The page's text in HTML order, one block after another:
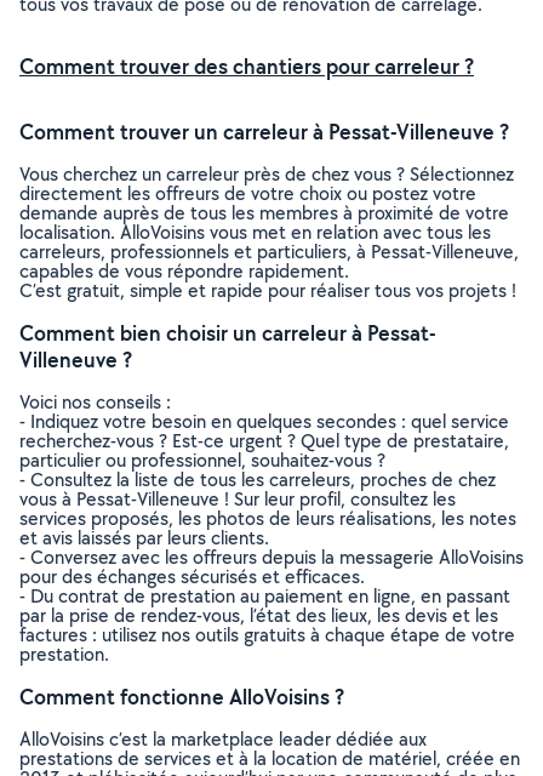
Comment trouver des chantiers pour carreleur ?
Comment trouver un carreleur à Pessat-Villeneuve ?
Vous cherchez un carreleur près de chez vous ? Sélectionnez
directement les offreurs de votre choix ou postez votre
demande auprès de tous les membres à proximité de votre
localisation. AlloVoisins vous met en relation avec tous les
carreleurs, professionnels et particuliers, à Pessat-Villeneuve,
capables de vous répondre rapidement.
C’est gratuit, simple et rapide pour réaliser tous vos projets !
Comment bien choisir un carreleur à Pessat-
Villeneuve ?
Voici nos conseils :
- Indiquez votre besoin en quelques secondes : quel service
recherchez-vous ? Est-ce urgent ? Quel type de prestataire,
particulier ou professionnel, souhaitez-vous ?
- Consultez la liste de tous les carreleurs, proches de chez
vous à Pessat-Villeneuve ! Sur leur profil, consultez les
services proposés, les photos de leurs réalisations, les notes
et avis laissés par leurs clients.
- Conversez avec les offreurs depuis la messagerie AlloVoisins
pour des échanges sécurisés et efficaces.
- Du contrat de prestation au paiement en ligne, en passant
par la prise de rendez-vous, l’état des lieux, les devis et les
factures : utilisez nos outils gratuits à chaque étape de votre
prestation.
Comment fonctionne AlloVoisins ?
AlloVoisins c’est la marketplace leader dédiée aux
prestations de services et à la location de matériel, créée en